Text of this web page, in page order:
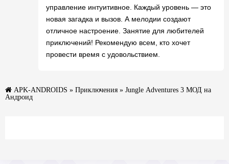
управление интуитивное. Каждый уровень — это
новая загадка и вызов. А мелодии создают
отличное настроение. Занятие для любителей
приключений! Рекомендую всем, кто хочет
провести время с удовольствием.
APK-ANDROIDS » Приключения » Jungle Adventures 3 МОД на
Андроид